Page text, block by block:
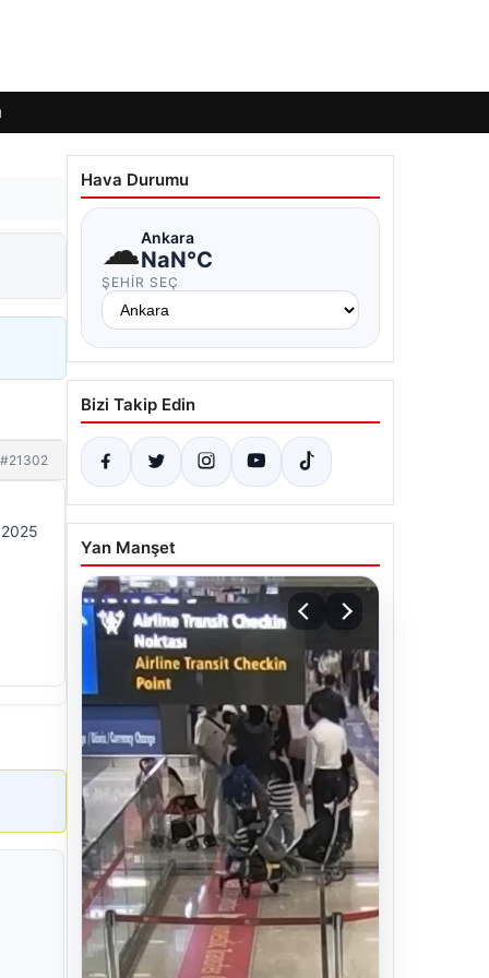
#21302
Hava Durumu
☁Ankara
NaN°C
ŞEHIR SEÇ
Bizi Takip Edin
Yan Manşet